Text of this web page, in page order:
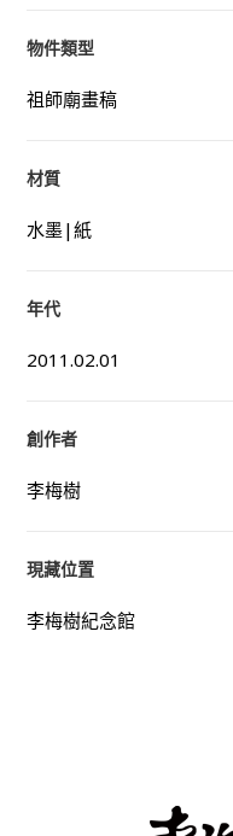
物件類型
祖師廟畫稿
材質
水墨|紙
年代
2011.02.01
創作者
李梅樹
現藏位置
李梅樹紀念館